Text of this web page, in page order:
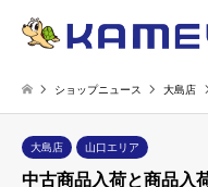
ショップニュース 大島店
大島店 山口エリア
中古商品入荷と商品入